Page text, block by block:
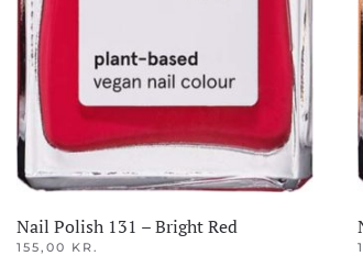
Nail Polish 131 – Bright Red
155,00 KR.